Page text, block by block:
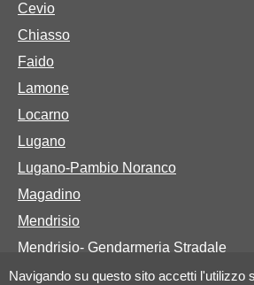
Navigando su questo sito accetti l'utilizzo
Cevio
Chiasso
Faido
Lamone
Locarno
Lugano
Lugano-Pambio Noranco
Magadino
Mendrisio
Mendrisio- Gendarmeria Stradale